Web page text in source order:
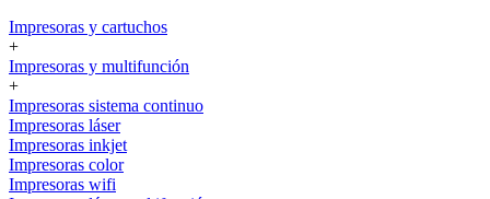
Impresoras y cartuchos
+
Impresoras y multifunción
+
Impresoras sistema continuo
Impresoras láser
Impresoras inkjet
Impresoras color
Impresoras wifi